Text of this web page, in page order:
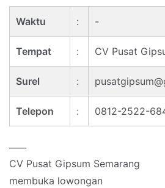
Waktu : -
Tempat : CV Pusat
Surel :
Telepon : 0812-2522-
CV Pusat Gipsum Semarang
membuka lowongan